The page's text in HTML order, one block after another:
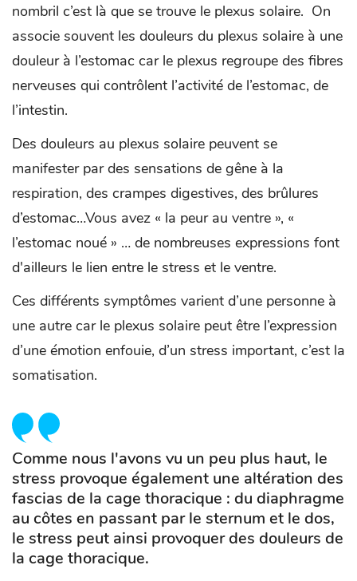
nombril c’est là que se trouve le plexus solaire. On
associe souvent les douleurs du plexus solaire à une
douleur à l’estomac car le plexus regroupe des fibres
nerveuses qui contrôlent l’activité de l’estomac, de
l’intestin.
Des douleurs au plexus solaire peuvent se
manifester par des sensations de gêne à la
respiration, des crampes digestives, des brûlures
d’estomac…Vous avez « la peur au ventre », «
l’estomac noué » … de nombreuses expressions font
d'ailleurs le lien entre le stress et le ventre.
Ces différents symptômes varient d’une personne à
une autre car le plexus solaire peut être l’expression
d’une émotion enfouie, d’un stress important, c’est la
somatisation.
Comme nous l'avons vu un peu plus haut, le
stress provoque également une altération des
fascias de la cage thoracique : du diaphragme
au côtes en passant par le sternum et le dos,
le stress peut ainsi provoquer des douleurs de
la cage thoracique.